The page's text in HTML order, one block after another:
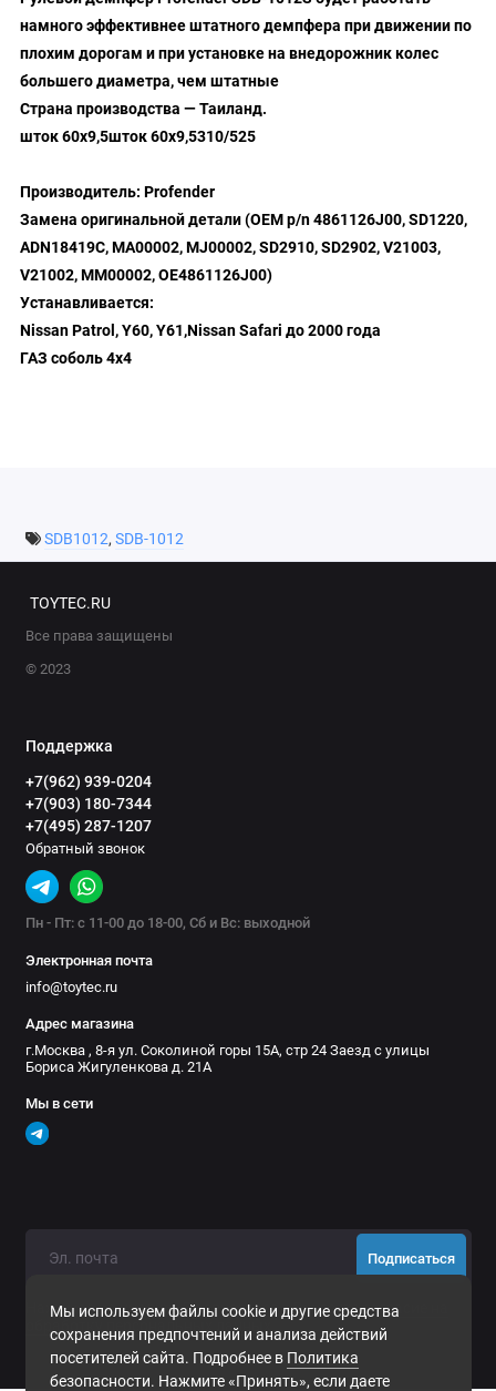
намного эффективнее штатного демпфера при движении по
плохим дорогам и при установке на внедорожник колес
большего диаметра, чем штатные
Страна производства — Таиланд.
шток 60х9,5шток 60х9,5310/525
Производитель: Profender
Замена оригинальной детали (OEM p/n 4861126J00, SD1220,
ADN18419C, MA00002, MJ00002, SD2910, SD2902, V21003,
V21002, MM00002, OE4861126J00)
Устанавливается:
Nissan Patrol, Y60, Y61,Nissan Safari до 2000 года
ГАЗ соболь 4х4
SDB1012, SDB-1012
Мы используем файлы cookie и другие средства
сохранения предпочтений и анализа действий
посетителей сайта. Подробнее в Политика
безопасности. Нажмите «Принять», если даете
TOYTEC.RU
Все права защищены
© 2023
Поддержка
+7(962) 939-0204
+7(903) 180-7344
+7(495) 287-1207
Обратный звонок
Пн - Пт: с 11-00 до 18-00, Сб и Вс: выходной
Электронная почта
info@toytec.ru
Адрес магазина
г.Москва , 8-я ул. Соколиной горы 15А, стр 24 Заезд с улицы
Бориса Жигуленкова д. 21А
Мы в сети
Подписаться
Нажимая на кнопку «Подписаться», Вы даетесогласие на
обработку персональных данных.